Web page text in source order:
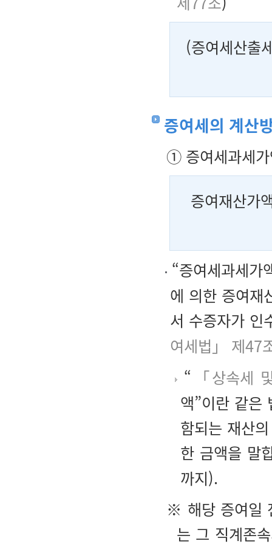
(증여세산출
증여세의 계산
① 증여세과세
증여재산가
“증여세과세가
에 의한 증여재
서 수증자가 인
여세법」 제47
“ 「상속세
액”이란 같은
함되는 재산
한 금액을 말
까지).
※ 해당 증여일
는 그 직계존